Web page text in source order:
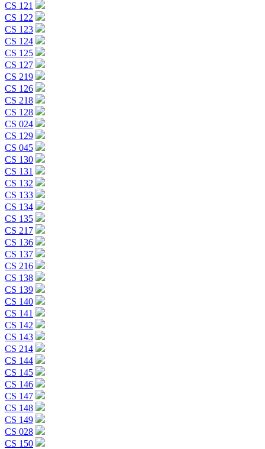
CS 121
CS 122
CS 123
CS 124
CS 125
CS 127
CS 219
CS 126
CS 218
CS 128
CS 024
CS 129
CS 045
CS 130
CS 131
CS 132
CS 133
CS 134
CS 135
CS 217
CS 136
CS 137
CS 216
CS 138
CS 139
CS 140
CS 141
CS 142
CS 143
CS 214
CS 144
CS 145
CS 146
CS 147
CS 148
CS 149
CS 028
CS 150